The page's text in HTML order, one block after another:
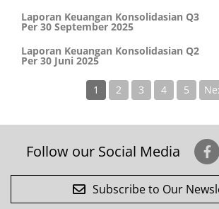
Laporan Keuangan Konsolidasian Q3
Per 30 September 2025
Laporan Keuangan Konsolidasian Q2
Per 30 Juni 2025
1 2 3 4 5
Follow our Social Media
Subscribe to Our